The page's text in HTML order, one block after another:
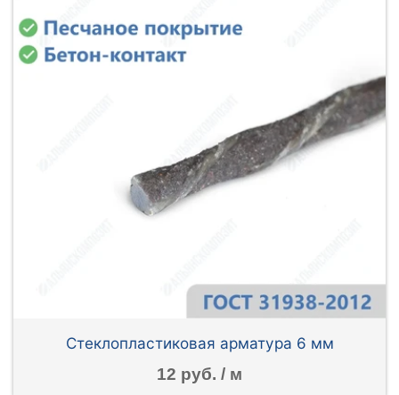
Стеклопластиковая арматура 6 мм
12 руб. / м